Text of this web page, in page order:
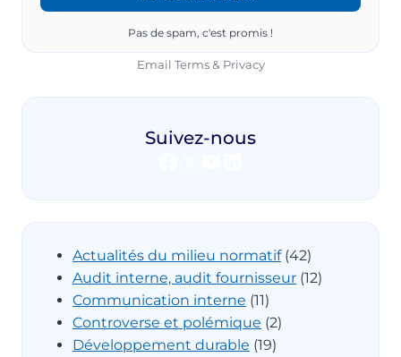
Pas de spam, c'est promis !
Email Terms& Privacy
Suivez-nous
Actualités du milieu normatif(42)
Audit interne, audit fournisseur (12)
Communication interne (11)
Controverse et polémique (2)
Développement durable (19)